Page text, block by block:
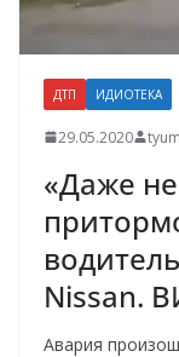
ДТП ИДИОТЕКА
29.05.2020
«Даже
Nissan.
Авария